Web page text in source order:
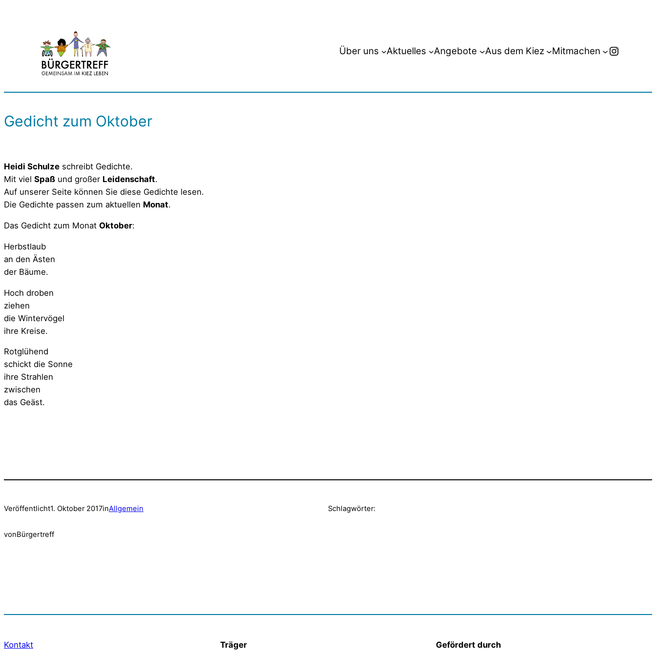
Über uns Aktuelles Angebote Aus dem Kiez Mitmachen
Gedicht zum Oktober
Heidi Schulze schreibt Gedichte.
Mit viel Spaß und großer Leidenschaft.
Auf unserer Seite können Sie diese Gedichte lesen.
Die Gedichte passen zum aktuellen Monat.
Das Gedicht zum Monat Oktober:
Herbstlaub
an den Ästen
der Bäume.
Hoch droben
ziehen
die Wintervögel
ihre Kreise.
Rotglühend
schickt die Sonne
ihre Strahlen
zwischen
das Geäst.
Veröffentlicht1. Oktober 2017inAllgemein
vonBürgertreff
Schlagwörter:
Kontakt Träger Gefördert durch